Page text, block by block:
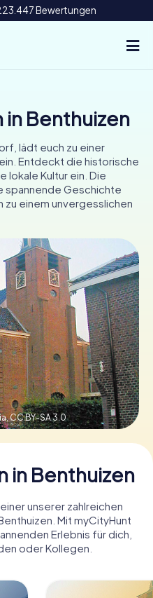
Bewertungen
CH
UK
IE
bestellen
Benthuizen
lädt euch zu einer
Entdeckt die historische
lokale Kultur ein. Die
spannende Geschichte
einem unvergesslichen
CC BY-SA 3.0
in Benthuizen
unserer zahlreichen
Mit myCityHunt
Erlebnis für dich,
oder Kollegen.